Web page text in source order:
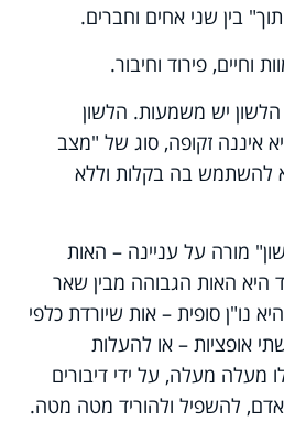
בין שני אחים וחברים.
וחיים, פירוד וחיבור.
יש משמעות. הלשון
איננה זקופה, סוג של "מצב
להשתמש בה בקלות וללא
מורה על עניינה – האות
האות הגבוהה מבין שאר
נו"ן סופית – אות שיורדת כלפי
אופציות – או להעלות
מעלה מעלה, על ידי דיבורים
אדם, להשפיל ולהוריד מטה מטה.